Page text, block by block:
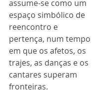
assume-se como um
espaço simbólico de
reencontro e
pertença, num tempo
em que os afetos, os
trajes, as danças e os
cantares superam
fronteiras.